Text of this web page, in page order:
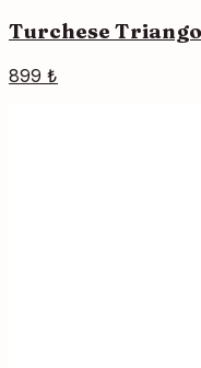
Turchese
899 ₺